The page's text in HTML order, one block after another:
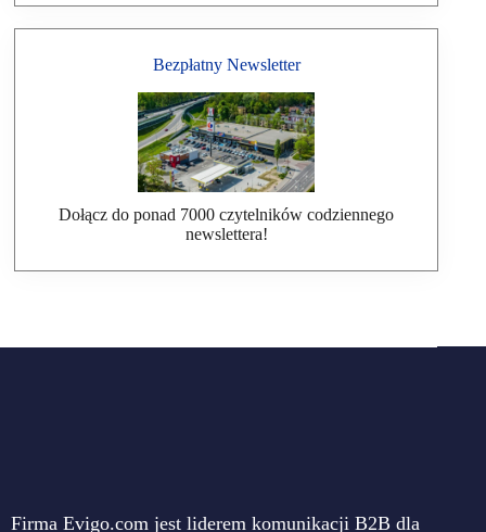
Bezpłatny Newsletter
Dołącz do ponad 7000 czytelników codziennego
newslettera!
Firma Evigo.com jest liderem komunikacji B2B dla